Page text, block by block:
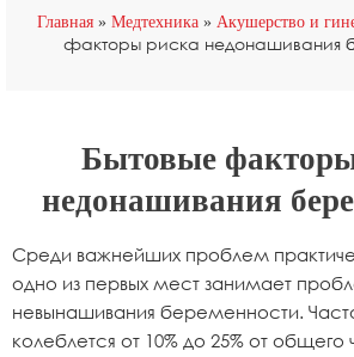
Главная Медтехника Акушерство и
факторы риска недонашивания
Бытовые
недонашивания
Среди важнейших проблем
одно из первых мест занимает
невынашивания беременности.
колеблется от 10% до 25% от общего